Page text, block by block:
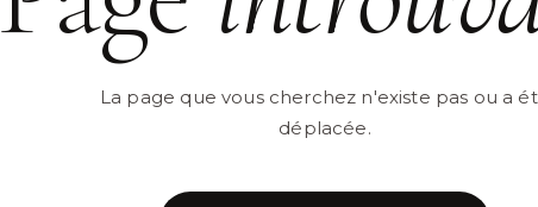
La page que vous cherchez n'existe pas ou a
déplacée.